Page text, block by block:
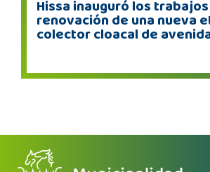
Hissa inauguró los
renovación de una nueva
colector cloacal de